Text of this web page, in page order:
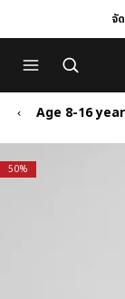
to
Main
content
to
Footer
Content
จั
Age 8-16
50%